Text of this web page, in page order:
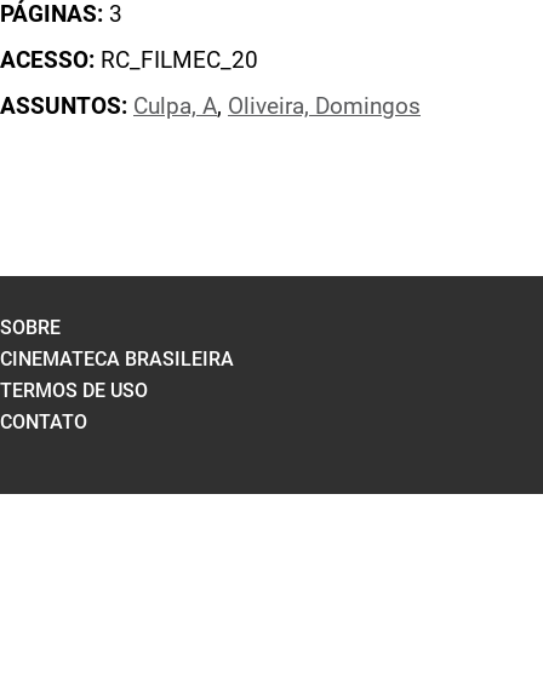
PÁGINAS: 3
ACESSO: RC_FILMEC_20
ASSUNTOS: Culpa, A, Oliveira, Domingos
SOBRE
CINEMATECA BRASILEIRA
TERMOS DE USO
CONTATO